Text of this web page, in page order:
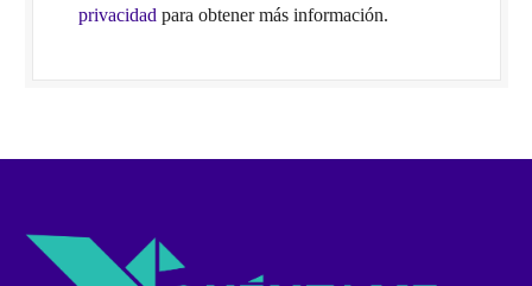
privacidad para obtener más información.